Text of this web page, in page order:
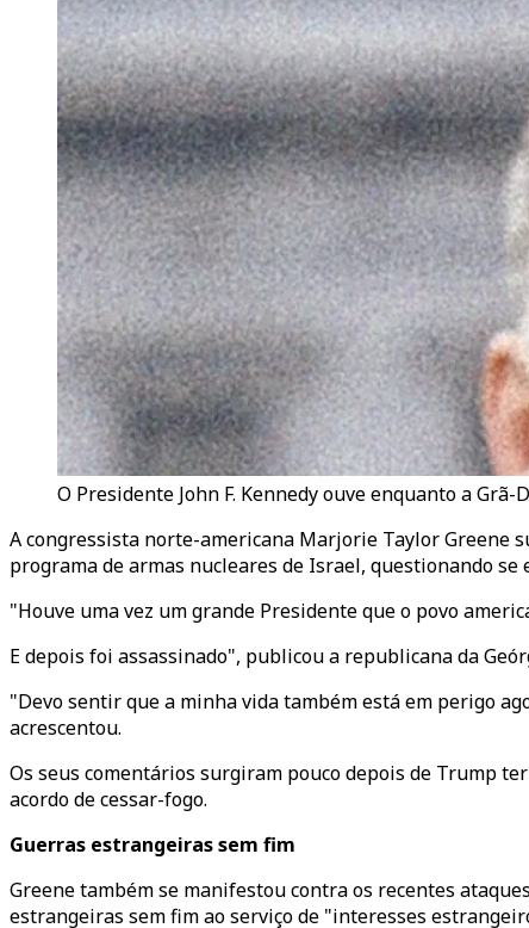
O Presidente John F. Kennedy ouve enquanto a
A congressista norte-americana Marjorie Taylor Greene
programa de armas nucleares de Israel, questionando
"Houve uma vez um grande Presidente que o povo
E depois foi assassinado", publicou a republicana da
"Devo sentir que a minha vida também está em perigo
acrescentou.
Os seus comentários surgiram pouco depois de Trump
acordo de cessar-fogo.
Guerras estrangeiras sem fim
Greene também se manifestou contra os recentes
estrangeiras sem fim ao serviço de "interesses